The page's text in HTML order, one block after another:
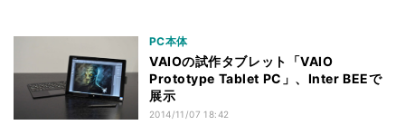
PC本体
VAIOの試作タブレット「VAIO
Prototype Tablet PC」、Inter BEEで
展示
2014/11/07 18:42